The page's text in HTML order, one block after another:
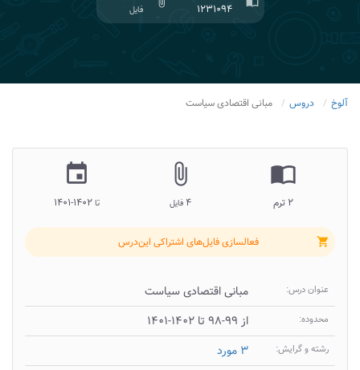
۱۲۳۱۰۹۴
فایل
آلوخ دروس مبانی اقتصادی سیاست
import_contacts
۲ ترم
attach_file
۴ فایل
insert_invitation
تا۱۴۰۲-۱۴۰۱
shopping_cart فعالسازی فایل‌های اشتراکی این‌درس
عنوان درس: مبانی اقتصادی سیاست
محدوده: از ۹۹-۹۸ تا ۱۴۰۲-۱۴۰۱
رشته و گرایش: ۳ مورد